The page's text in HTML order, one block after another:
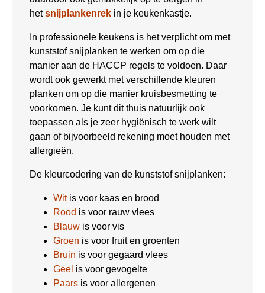
hetsnijplankenrek in je keukenkastje.
In professionele keukens is het verplicht om met
kunststof snijplanken te werken om op die
manier aan de HACCP regels te voldoen. Daar
wordt ook gewerkt met verschillende kleuren
planken om op die manier kruisbesmetting te
voorkomen. Je kunt dit thuis natuurlijk ook
toepassen als je zeer hygiënisch te werk wilt
gaan of bijvoorbeeld rekening moet houden met
allergieën.
De kleurcodering van de kunststof snijplanken:
Witis voor kaas en brood
Rood is voor rauw vlees
Blauw is voor vis
Groen is voor fruit en groenten
Bruin is voor gegaard vlees
Geel is voor gevogelte
Paars is voor allergenen